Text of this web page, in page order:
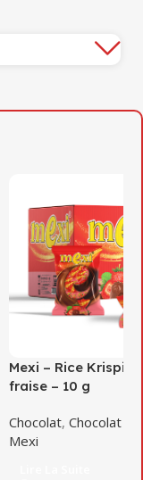
Mexi – Rice
fraise – 10 g
Chocolat,Chocolat
Mexi